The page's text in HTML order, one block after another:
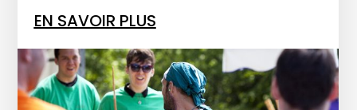
EN SAVOIR PLUS